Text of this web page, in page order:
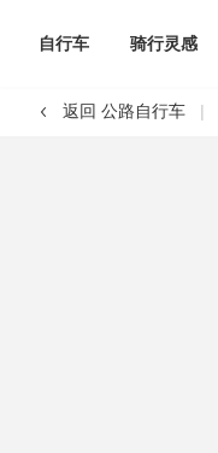
自行车 骑行灵感
返回 公路自行车